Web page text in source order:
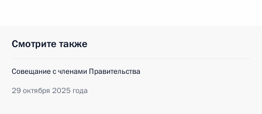
Смотрите также
Совещание с членами Правительства
29 октября 2025 года